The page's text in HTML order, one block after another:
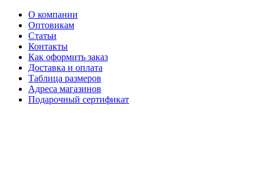
О компании
Оптовикам
Статьи
Контакты
Как оформить заказ
Доставка и оплата
Таблица размеров
Адреса магазинов
Подарочный сертификат